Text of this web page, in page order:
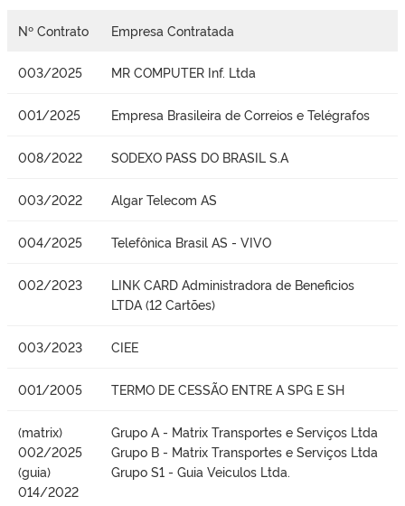
Nº Contrato Empresa Contratada
003/2025 MR COMPUTER Inf. Ltda
001/2025 Empresa Brasileira de Correios e Telégrafos
008/2022 SODEXO PASS DO BRASIL S.A
003/2022 Algar Telecom AS
004/2025 Telefônica Brasil AS - VIVO
002/2023
LINK CARD Administradora de Beneficios
LTDA (12 Cartões)
003/2023 CIEE
001/2005 TERMO DE CESSÃO ENTRE A SPG E SH
(matrix)
002/2025
(guia)
014/2022
Grupo A - Matrix Transportes e Serviços Ltda
Grupo B - Matrix Transportes e Serviços Ltda
Grupo S1 - Guia Veiculos Ltda.